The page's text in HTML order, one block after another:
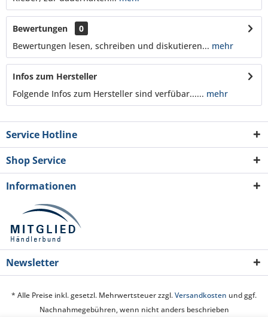
Bewertungen
0
Bewertungen lesen, schreiben und diskutieren... mehr
Infos zum Hersteller
Folgende Infos zum Hersteller sind verfübar...... mehr
Service Hotline
Shop Service
Informationen
Newsletter
* Alle Preise inkl. gesetzl. Mehrwertsteuer zzgl.Versandkosten und ggf.
Nachnahmegebühren, wenn nicht anders beschrieben